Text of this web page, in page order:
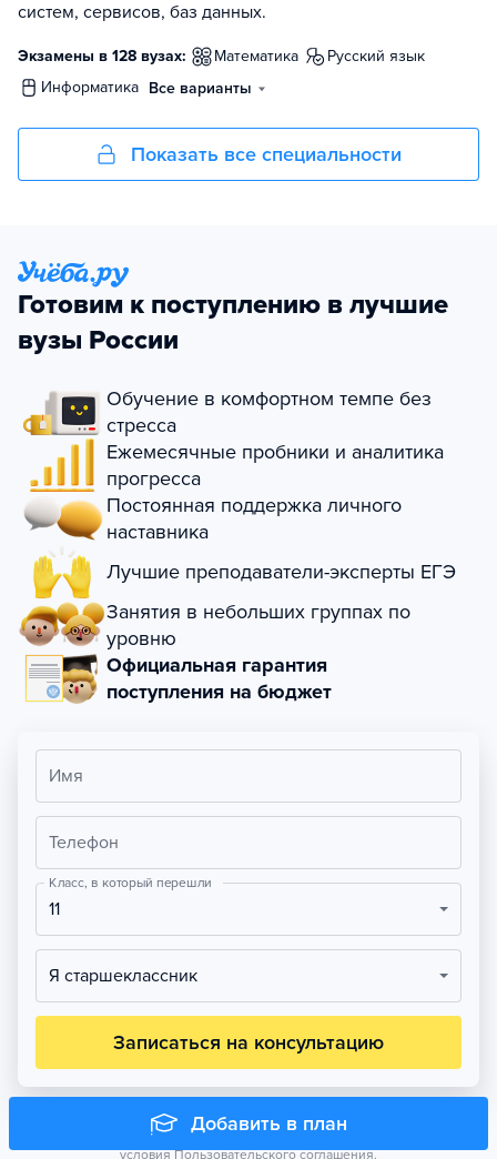
Добавить в план
систем, сервисов, баз данных.
Экзамены в 128 вузах: математика
русский язык
информатика Все варианты
Показать все специальности
Готовим к поступлению в лучшие
вузы России
Обучение в комфортном темпе без
стресса
Ежемесячные пробники и аналитика
прогресса
Постоянная поддержка личного
наставника
Лучшие преподаватели-эксперты ЕГЭ
Занятия в небольших группах по
уровню
Официальная гарантия
поступления на бюджет
Имя
Телефон
Класс, в который перешли
11
Я старшеклассник
Записаться на консультацию
Продолжая, вы соглашаетесь на обработку персональных данных на
Согласия на обработку персональных данных
условия Пользовательского соглашения.